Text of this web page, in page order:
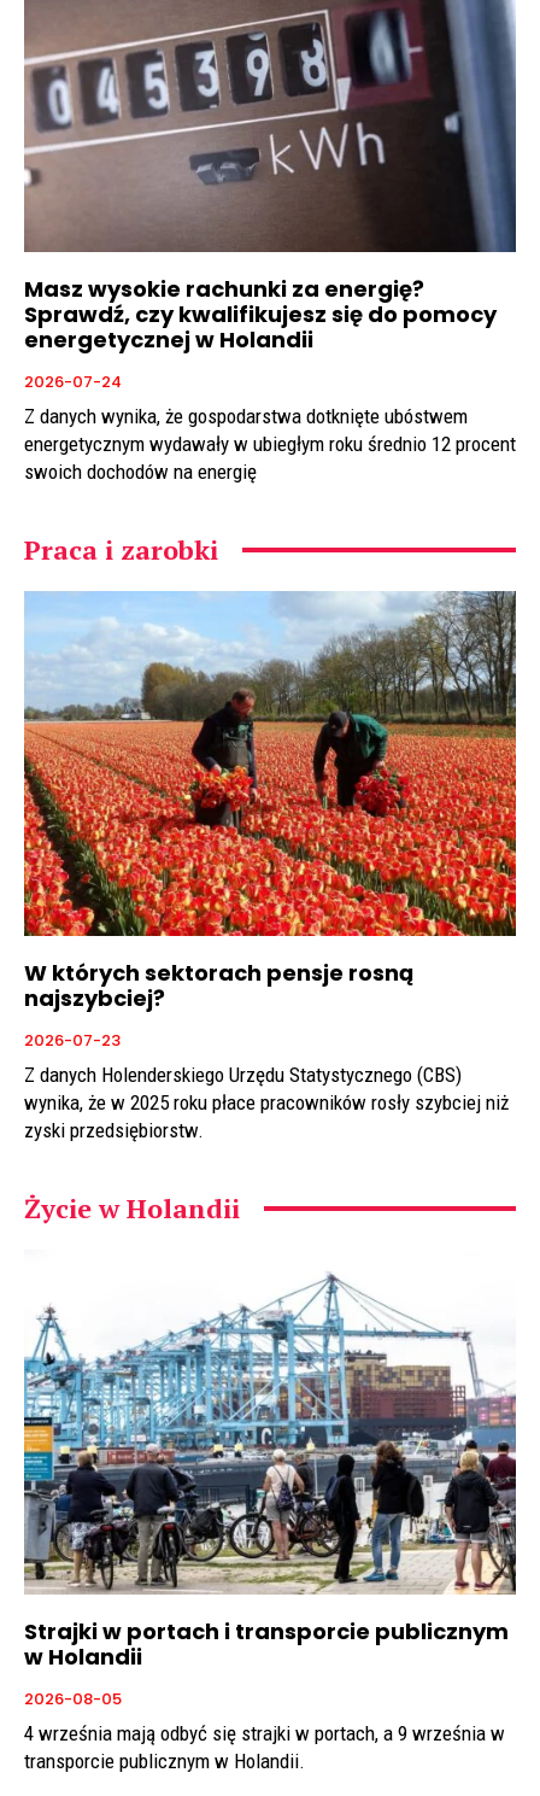
Masz wysokie rachunki za energię?
Sprawdź, czy kwalifikujesz się do pomocy
energetycznej w Holandii
2026-07-24
Z danych wynika, że gospodarstwa dotknięte ubóstwem
energetycznym wydawały w ubiegłym roku średnio 12 procent
swoich dochodów na energię
Praca i zarobki
W których sektorach pensje rosną
najszybciej?
2026-07-23
Z danych Holenderskiego Urzędu Statystycznego (CBS)
wynika, że w 2025 roku płace pracowników rosły szybciej niż
zyski przedsiębiorstw.
Życie w Holandii
Strajki w portach i transporcie publicznym
w Holandii
2026-08-05
4 września mają odbyć się strajki w portach, a 9 września w
transporcie publicznym w Holandii.